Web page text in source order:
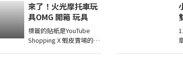
的，大尺寸吊環掛在包包
...
來了！火光摩托車玩
具OMG 開箱 玩具
標籤的貼紙是YouTube
Shopping X 蝦皮賣場的商
雙